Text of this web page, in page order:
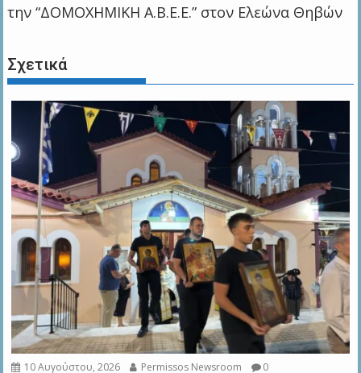
την “ΔΟΜΟΧΗΜΙΚΗ Α.Β.Ε.Ε.” στον Ελεώνα Θηβών
Σχετικά
10 Αυγούστου, 2026 Permissos Newsroom 0